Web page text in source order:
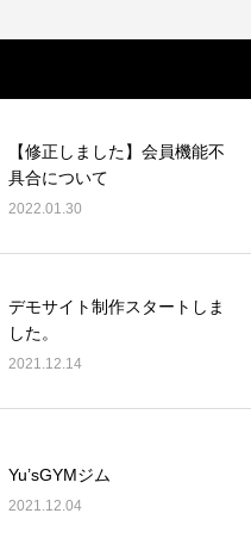
【修正しました】会員機能不
具合について
2022.01.30
デモサイト制作スタートしま
した。
2021.12.14
Yu’sGYMジム
2021.12.04